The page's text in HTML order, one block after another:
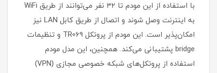
با استفاده از این مودم تا ۳۲ نفر می‌توانند از طریق WiFi
به اینترنت وصل شوند و اتصال از طریق کابل LAN نیز
امکان‌پذیر است. این مودم از پروتکل TR069 و تنظیمات
bridge پشتیبانی می‌کند. همچنین، این مدل مودم
استفاده از پروتکل‌های شبکه خصوصی مجازی (VPN)